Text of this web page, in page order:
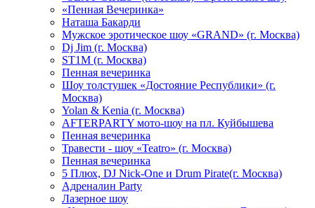
«Пенная Вечеринка»
Hаташа Бакарди
Мужское эротическое шоу «GRAND» (г. Москва)
Dj Jim (г. Москва)
ST1M (г. Москва)
Пенная вечеринка
Шоу толстушек «Достояние Республики» (г.
Москва)
Yolan & Kenia (г. Москва)
AFTERPARTY мото-шоу на пл. Куйбышева
Пенная вечеринка
Травести - шоу «Teatro» (г. Москва)
Пенная вечеринка
5 Плюх, DJ Nick-One и Drum Pirate(г. Москва)
Адреналин Party
Лазерное шоу